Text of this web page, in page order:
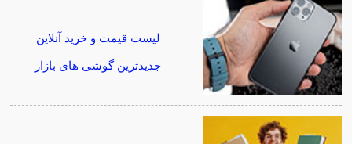
لیست قیمت و خرید آنلاین
جدیدترین گوشی های بازار